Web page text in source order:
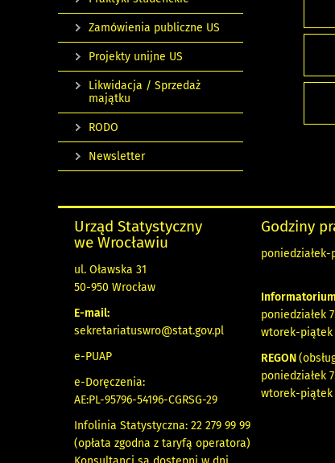
Zamówienia publiczne US
Projekty unijne US
Likwidacja / Sprzedaż
majątku
RODO
Newsletter
Urząd Statystyczny
we Wrocławiu
ul. Oławska 31
50-950 Wrocław
E-mail:
sekretariatuswro@stat.gov.pl
e-PUAP
e-Doręczenia:
AE:PL-95796-54196-CGRSG-29
Infolinia Statystyczna: 22 279 99 99
(opłata zgodna z taryfą operatora)
Godziny
poniedziałek-
Informatorium
poniedziałek
wtorek-piątek
REGON
poniedziałek
wtorek-piątek